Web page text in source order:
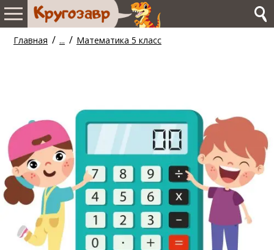
Главная / ... / Математика 5 класс